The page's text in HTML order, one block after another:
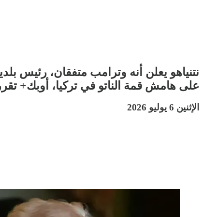
نتنياهو يعلن أنه وترامب متفقان، رئيس
على هامش قمة الناتو في تركيا، أوبك+ تقرر
الإثنين 6 يوليو 2026